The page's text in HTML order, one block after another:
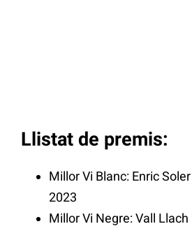
Llistat de premis:
Millor Vi Blanc: Enric
2023
Millor Vi Negre: Vall